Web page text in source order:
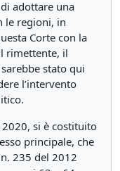
adottare una
le regioni, in
Corte con la
rimettente, il
stato qui
l’intervento
si è costituito
principale, che
235 del 2012